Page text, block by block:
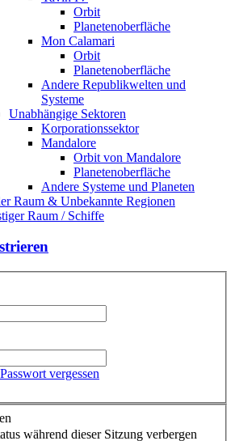
Orbit
Planetenoberfläche
Mon Calamari
Orbit
Planetenoberfläche
Andere Republikwelten und
Systeme
Unabhängige Sektoren
Korporationssektor
Mandalore
Orbit von Mandalore
Planetenoberfläche
Andere Systeme und Planeten
Raum & Unbekannte Regionen
Raum / Schiffe
vergessen
während dieser Sitzung verbergen